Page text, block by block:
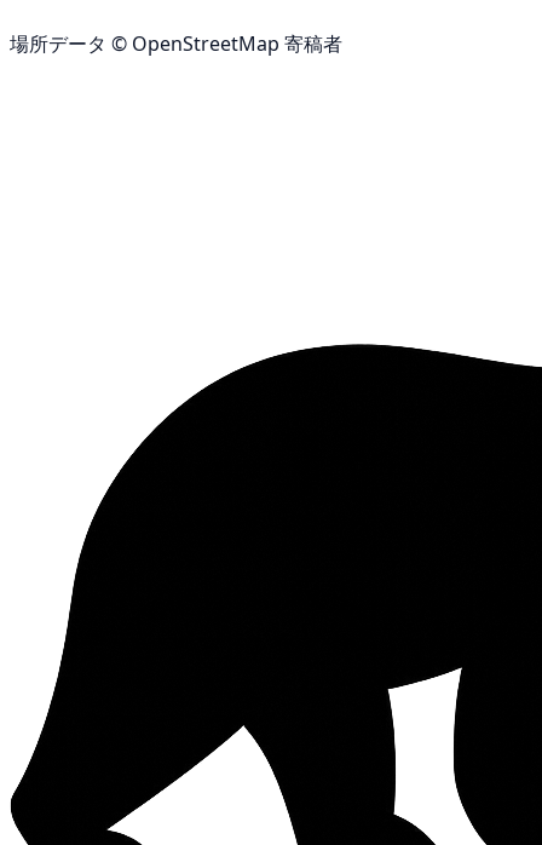
場所データ © OpenStreetMap 寄稿者